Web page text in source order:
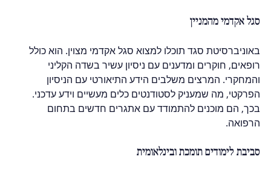
סגל אקדמי מהמניין
באוניברסיטת סגד תוכלו למצוא סגל אקדמי מצוין. הוא כולל
רופאים, חוקרים ומדענים עם ניסיון עשיר בשדה הקליני
והמחקרי. המרצים משלבים הידע התיאורטי עם הניסיון
הפרקטי, מה שמעניק לסטודנטים כלים מעשיים וידע עדכני.
בכך, הם מוכנים להתמודד עם אתגרים חדשים בתחום
הרפואה.
סביבת לימודים תומכת ובינלאומית